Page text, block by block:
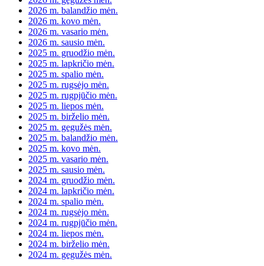
2026 m. balandžio mėn.
2026 m. kovo mėn.
2026 m. vasario mėn.
2026 m. sausio mėn.
2025 m. gruodžio mėn.
2025 m. lapkričio mėn.
2025 m. spalio mėn.
2025 m. rugsėjo mėn.
2025 m. rugpjūčio mėn.
2025 m. liepos mėn.
2025 m. birželio mėn.
2025 m. gegužės mėn.
2025 m. balandžio mėn.
2025 m. kovo mėn.
2025 m. vasario mėn.
2025 m. sausio mėn.
2024 m. gruodžio mėn.
2024 m. lapkričio mėn.
2024 m. spalio mėn.
2024 m. rugsėjo mėn.
2024 m. rugpjūčio mėn.
2024 m. liepos mėn.
2024 m. birželio mėn.
2024 m. gegužės mėn.